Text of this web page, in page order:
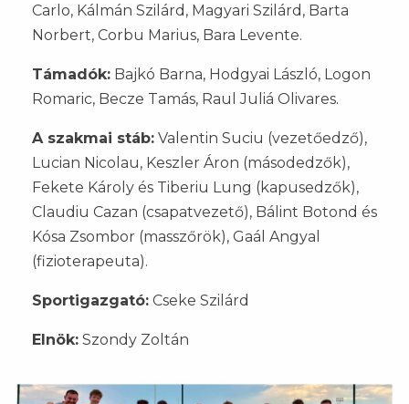
Carlo, Kálmán Szilárd, Magyari Szilárd, Barta
Norbert, Corbu Marius, Bara Levente.
Támadók: Bajkó Barna, Hodgyai László, Logon
Romaric, Becze Tamás, Raul Juliá Olivares.
A szakmai stáb: Valentin Suciu (vezetőedző),
Lucian Nicolau, Keszler Áron (másodedzők),
Fekete Károly és Tiberiu Lung (kapusedzők),
Claudiu Cazan (csapatvezető), Bálint Botond és
Kósa Zsombor (masszőrök), Gaál Angyal
(fizioterapeuta).
Sportigazgató: Cseke Szilárd
Elnök: Szondy Zoltán